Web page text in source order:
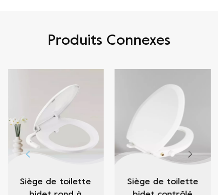
Produits Connexes
Siège de toilette
Siège de toilette